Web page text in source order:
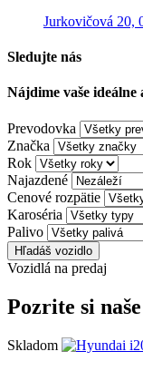
Jurkovičová 20,
Sledujte nás
Nájdime vaše ideálne
Prevodovka
Značka
Rok
Najazdené
Cenové rozpätie
Karoséria
Palivo
Hľadáš vozidlo
Vozidlá na predaj
Pozrite si naše
Skladom